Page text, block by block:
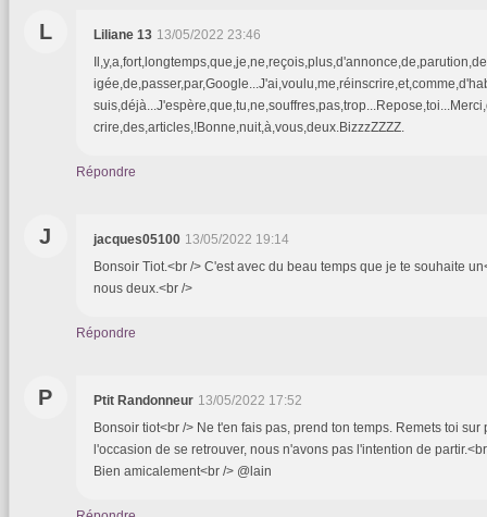
L Liliane 13 13/05/2022 23:46
crire,des,articles,!Bonne,nuit,à,vous,deux.BizzzZZZZ.
Répondre
J jacques05100 13/05/2022 19:14
Bonsoir Tiot.<br /> C'est avec du beau temps que je te souhaite
nous deux.<br />
Répondre
P Ptit Randonneur 13/05/2022 17:52
Bonsoir tiot<br /> Ne t'en fais pas, prend ton temps. Remets toi sur
l'occasion de se retrouver, nous n'avons pas l'intention de
Bien amicalement<br /> @lain